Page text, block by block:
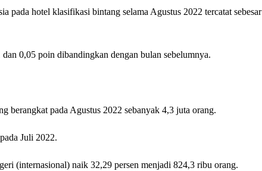
pada hotel klasifikasi bintang selama Agustus 2022 tercatat sebesar
0,05 poin dibandingkan dengan bulan sebelumnya.
berangkat pada Agustus 2022 sebanyak 4,3 juta orang.
Juli 2022.
(internasional) naik 32,29 persen menjadi 824,3 ribu orang.